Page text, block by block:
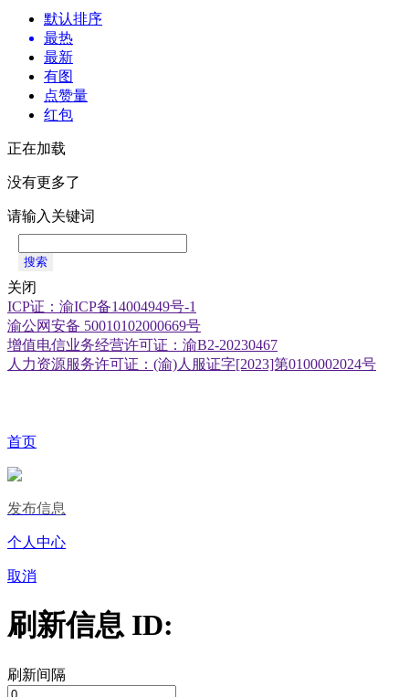
默认排序
最热
最新
有图
点赞量
红包
正在加载
没有更多了
请输入关键词
搜索
关闭
ICP证：渝ICP备14004949号-1
渝公网安备 50010102000669号
增值电信业务经营许可证：渝B2-20230467
人力资源服务许可证：(渝)人服证字[2023]第0100002024号
首页
发布信息
个人中心
取消
刷新信息 ID:
刷新间隔